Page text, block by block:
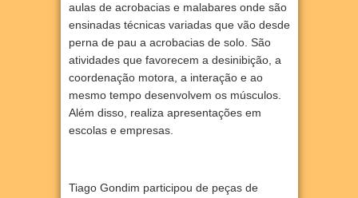
aulas de acrobacias e malabares onde são
ensinadas técnicas variadas que vão desde
perna de pau a acrobacias de solo. São
atividades que favorecem a desinibição, a
coordenação motora, a interação e ao
mesmo tempo desenvolvem os músculos.
Além disso, realiza apresentações em
escolas e empresas.
Tiago Gondim participou de peças de